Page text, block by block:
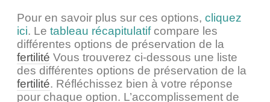
Pour en savoir plus sur ces options, cliquez
ici. Le tableau récapitulatifcompare les
différentes options de préservation de la
fertilité Vous trouverez ci-dessous une liste
des différentes options de préservation de la
fertilité. Réfléchissez bien à votre réponse
pour chaque option. L’accomplissement de